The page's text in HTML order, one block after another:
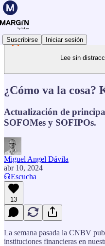
Suscribirse Iniciar sesión
Lee sin
¿Cómo va la cosa?
Actualización de
SOFOMes y SOFIPOs.
Miguel Angel Dávila
abr 10, 2024
Escucha
13
La semana pasada la CNBV
instituciones financieras en